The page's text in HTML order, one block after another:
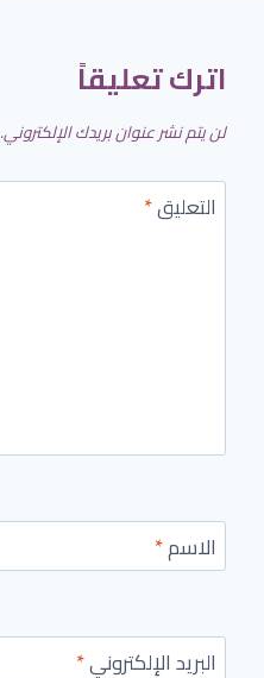
اترك تعليقاً
لن يتم نشر عنوان بريدك الإلكتروني.
التعليق*
الاسم*
البريد الإلكتروني*